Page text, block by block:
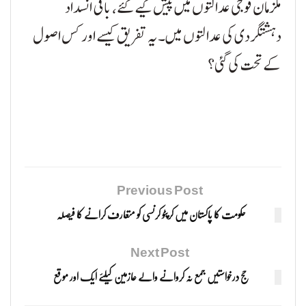
ملزمان فوجی عدالتوں میں پیش کیے گئے، باقی انسداد
دہشتگردی کی عدالتوں میں۔ یہ تفریق کیسے اور کس اصول
کے تحت کی گئی؟
Previous Post
حکومت کا پاکستان میں کرپٹو کرنسی کو متعارف کرانے کا فیصلہ
Next Post
حج درخواستیں جمع نہ کروانے والے عازمین کیلئے ایک اور موقع